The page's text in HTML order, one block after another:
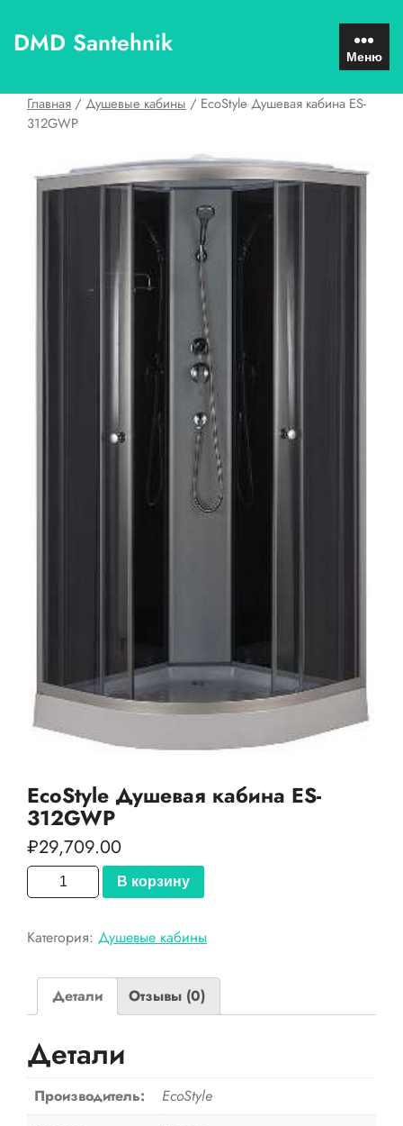
содержимому
DMD Santehnik Меню
Главная / Душевые кабины / EcoStyle Душевая кабина ES-
312GWP
EcoStyle Душевая кабина ES-
312GWP
₽29,709.00
Количество
товара
Душевая
ES-
312GWP
В корзину
Категория: Душевые кабины
Детали Отзывы (0)
Детали
Производитель:
EcoStyle